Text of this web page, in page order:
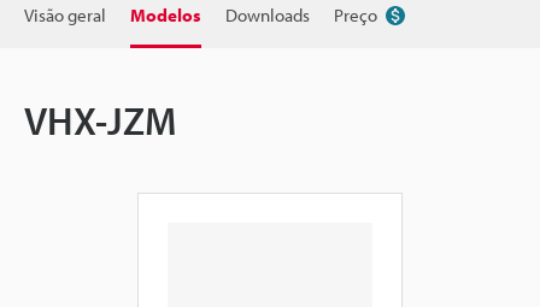
Visão geral Modelos Downloads Preço
VHX-JZM